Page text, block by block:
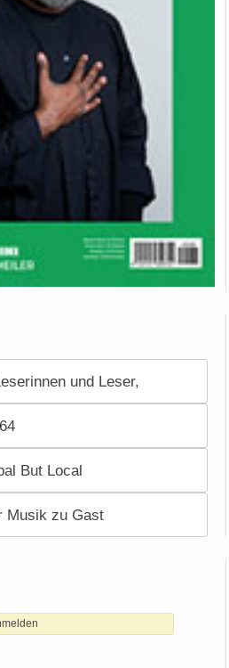
und Leser,
But Local
Musik zu Gast